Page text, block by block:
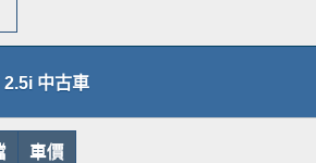
中古車
車價